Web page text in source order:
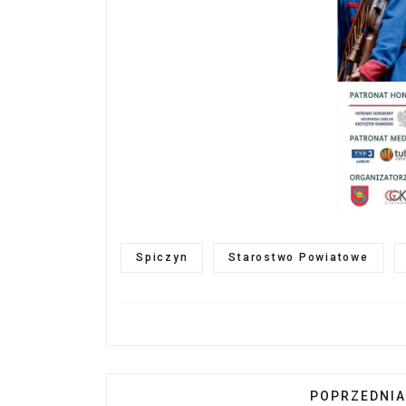
Spiczyn Starostwo Powiatowe
POPRZEDNIA